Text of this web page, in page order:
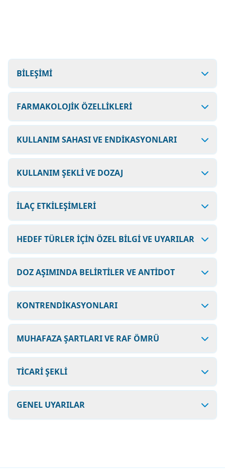
BİLEŞİMİ
FARMAKOLOJİK ÖZELLİKLERİ
KULLANIM SAHASI VE ENDİKASYONLARI
KULLANIM ŞEKLİ VE DOZAJ
İLAÇ ETKİLEŞİMLERİ
HEDEF TÜRLER İÇİN ÖZEL BİLGİ VE UYARILAR
DOZ AŞIMINDA BELİRTİLER VE ANTİDOT
KONTRENDİKASYONLARI
MUHAFAZA ŞARTLARI VE RAF ÖMRÜ
TİCARİ ŞEKLİ
GENEL UYARILAR